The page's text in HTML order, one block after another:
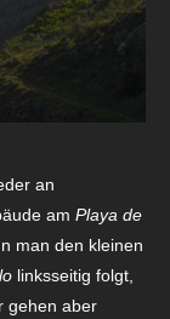
an
am Playa de
man den kleinen
linksseitig folgt,
gehen aber